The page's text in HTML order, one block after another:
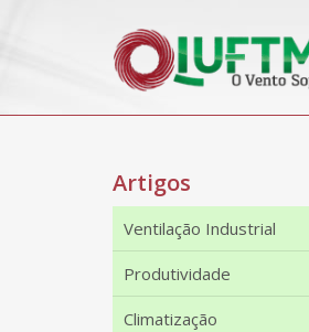
Artigos
Ventilação Industrial
Produtividade
Climatização